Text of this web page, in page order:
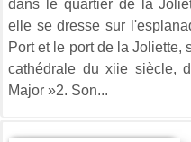
dans le quartier de la
elle se dresse sur
Port et le port de la Joliette,
cathédrale du xiie siècle,
Major »2. Son...